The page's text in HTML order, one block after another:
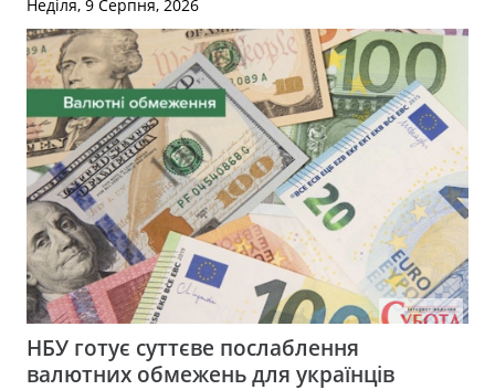
Неділя, 9 Серпня, 2026
НБУ готує суттєве послаблення
валютних обмежень для українців